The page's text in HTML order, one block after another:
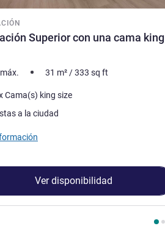
Superior con una cama king
31 m² /333 sq ft
cama
Cama(s) king size
a la ciudad
Ver disponibilidad